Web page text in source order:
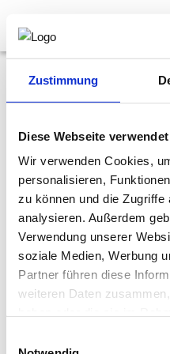
Zustimmung
Diese Webseite
Wir verwenden Cookies,
personalisieren,
zu können und die
analysieren. Außerdem
Verwendung unserer
soziale Medien, Werbung
Partner führen diese
weiteren Daten
Bundesland auswählen
DAS
Aufgaben
Vorstand &
Kontakt
Die Aufgaben
Die Fachgruppe
Steiermark ist die
steirischen Ingenieurbüros
technischen und
anbieten.